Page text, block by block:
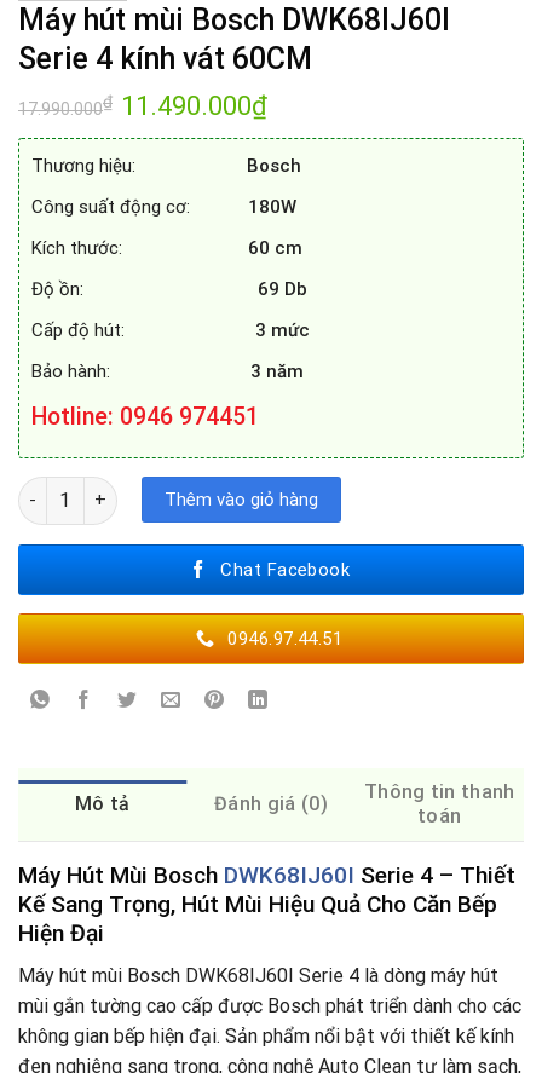
Máy hút mùi Bosch DWK68IJ60I
Serie 4 kính vát 60CM
17.990.000₫ Giá
gốc
là:
11.490.000₫Giá
tại
11.490.000₫.
Thương hiệu:
Bosch
Công suất động cơ: 180W
Kích thước: 60 cm
Độ ồn: 69 Db
Cấp độ hút: 3 mức
Bảo hành: 3 năm
Hotline: 0946 974451
Máy hút mùi Bosch DWK68IJ60I Serie 4 kính vát 60CM số lượng
Thêm vào giỏ hàng
Chat Facebook
0946.97.44.51
Mô tả Đánh giá (0)
Thông tin thanh
toán
Máy Hút Mùi Bosch DWK68IJ60I Serie 4 – Thiết
Kế Sang Trọng, Hút Mùi Hiệu Quả Cho Căn Bếp
Hiện Đại
Máy hút mùi Bosch DWK68IJ60I Serie 4 là dòng máy hút
mùi gắn tường cao cấp được Bosch phát triển dành cho các
không gian bếp hiện đại. Sản phẩm nổi bật với thiết kế kính
đen nghiêng sang trọng, công nghệ Auto Clean tự làm sạch,